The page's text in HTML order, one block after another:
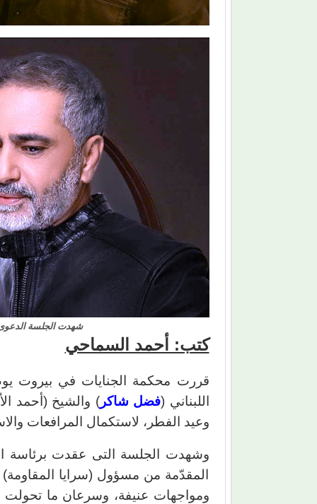
شهدت الجلسة
كتب: أحمد السماحي
اللبناني (فضل شاكر
وعيد الفطر، لاستكمال المرافعات
وشهدت الجلسة التى عقدت برئاسة
المقدّمة من مسؤول (سرايا المقاومة)
ومواجهات عنيفة، وسرعان ما